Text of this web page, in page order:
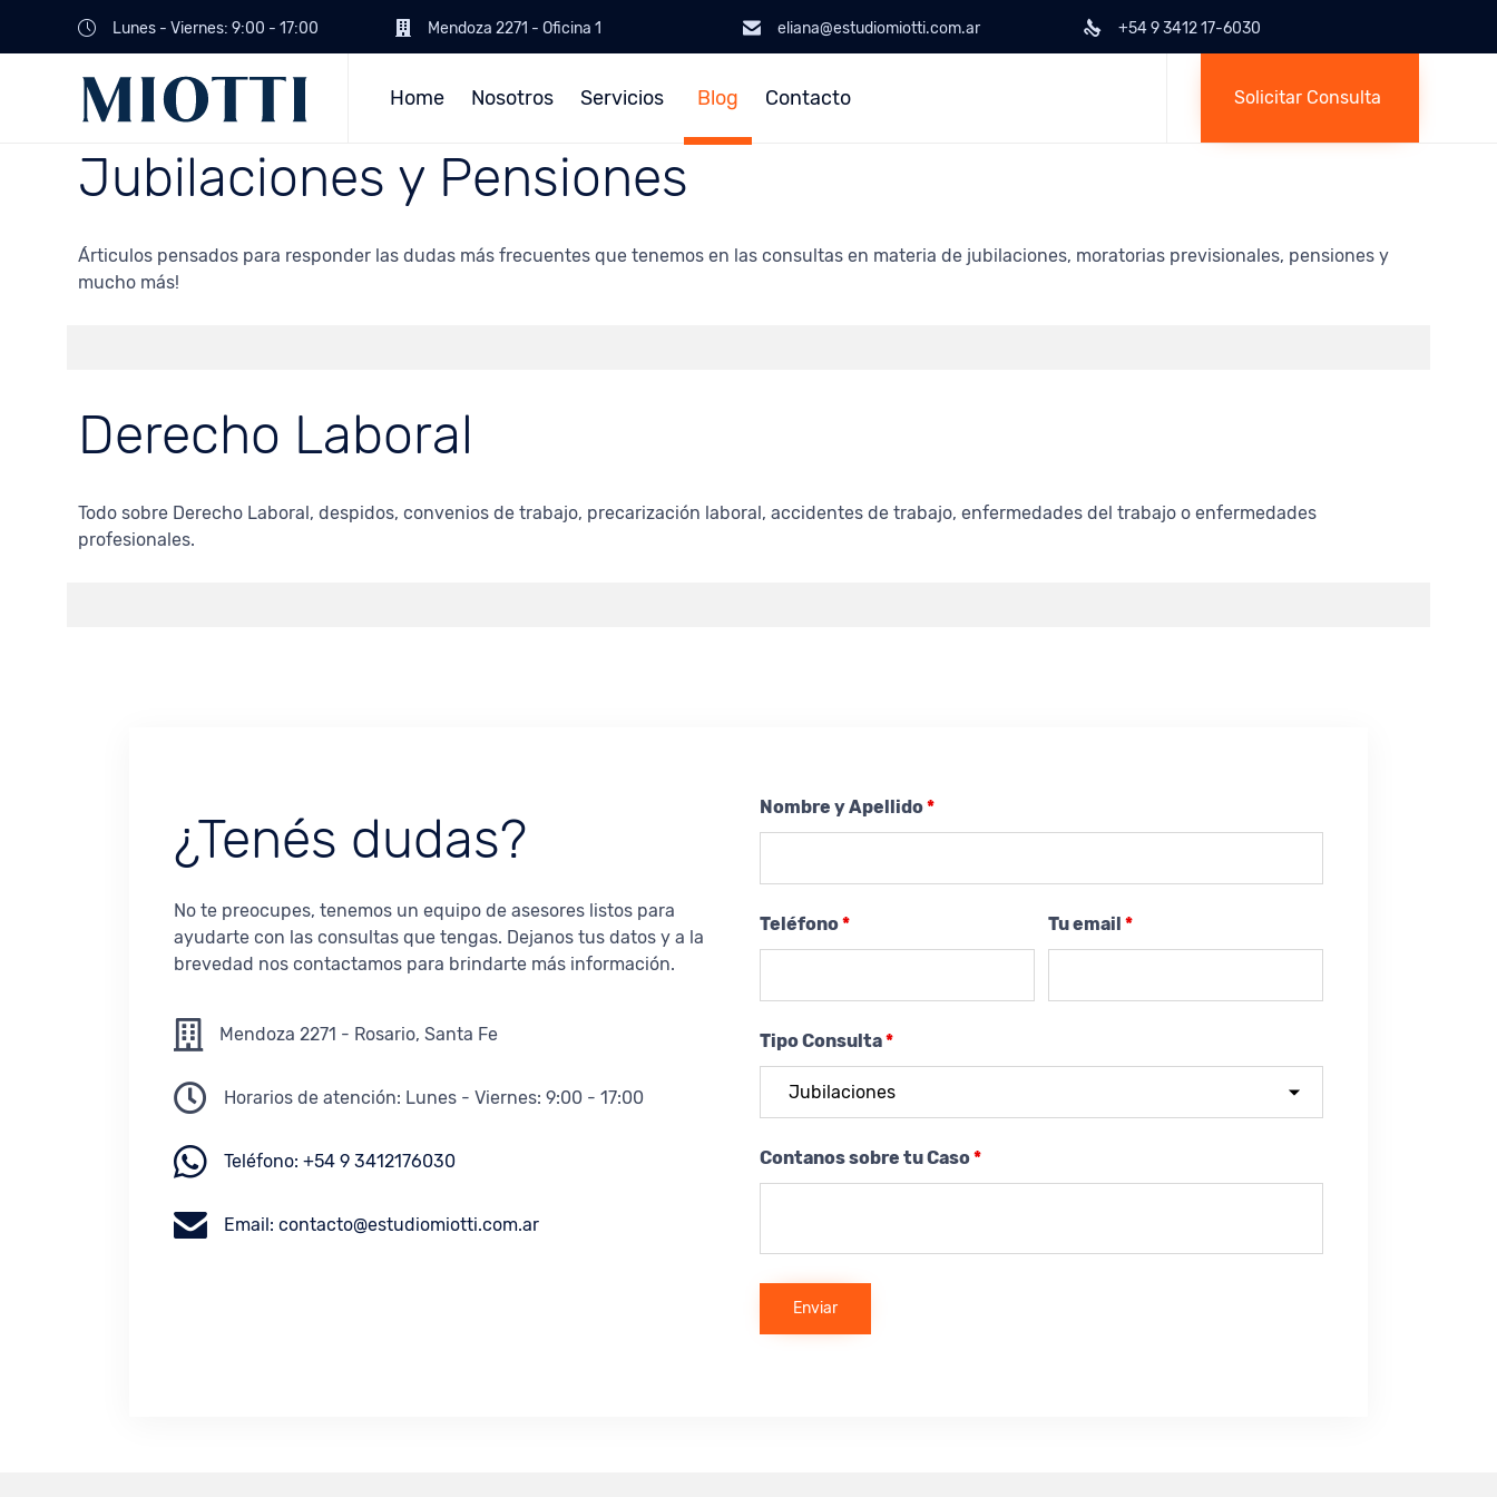
Lunes - Viernes: 9:00 - 17:00 Mendoza 2271 - Oficina 1 eliana@estudiomiotti.com.ar +54 9 3412 17-6030
Home Nosotros Servicios Blog Contacto Solicitar Consulta
Jubilaciones y Pensiones
Árticulos pensados para responder las dudas más frecuentes que tenemos en las consultas en materia de jubilaciones, moratorias previsionales, pensiones y
mucho más!
Derecho Laboral
Todo sobre Derecho Laboral, despidos, convenios de trabajo, precarización laboral, accidentes de trabajo, enfermedades del trabajo o enfermedades
profesionales.
¿Tenés dudas?
No te preocupes, tenemos un equipo de asesores listos para
ayudarte con las consultas que tengas. Dejanos tus datos y a la
brevedad nos contactamos para brindarte más información.
Mendoza 2271 - Rosario, Santa Fe
Horarios de atención: Lunes - Viernes: 9:00 - 17:00
Teléfono: +54 9 3412176030
Email: contacto@estudiomiotti.com.ar
Nombre y Apellido*
Teléfono* Tu email*
Tipo Consulta*
Contanos sobre tu Caso*